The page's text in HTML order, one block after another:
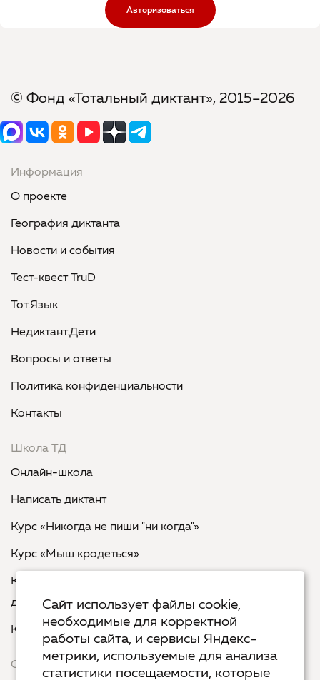
Авторизоваться
© Фонд «Тотальный диктант», 2015–2026
Информация
О проекте
География диктанта
Новости и события
Тест-квест TruD
Тот.Язык
Недиктант.Дети
Вопросы и ответы
Политика конфиденциальности
Контакты
Школа ТД
Онлайн-школа
Написать диктант
Курс «Никогда не пиши "ни когда"»
Курс «Мыш кродеться»
Курс «Русская пунктуация: болевые точки... и
двоеточия»
Курс «Я пишу - мне отвечают»
Сервисы
Сайт использует файлы cookie,
необходимые для корректной
работы сайта, и сервисы Яндекс-
метрики, используемые для анализа
статистики посещаемости, которые